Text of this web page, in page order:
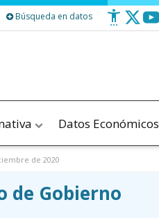
Búsqueda en datos
Datos Económicos
de 2020
de Gobierno